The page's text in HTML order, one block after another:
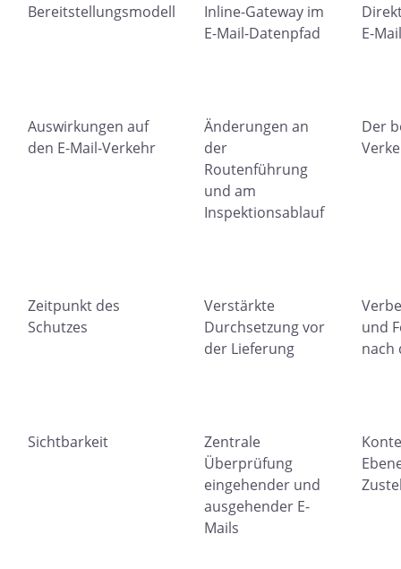
Bereitstellungsmodell
Inline-Gateway im
E-Mail-Datenpfad
E-
Auswirkungen auf
den E-Mail-Verkehr
Änderungen an
der
Routenführung
und am
Inspektionsablauf
Der
Zeitpunkt des
Schutzes
Verstärkte
Durchsetzung vor
der Lieferung
und
nach
Sichtbarkeit
Zentrale
Überprüfung
eingehender und
ausgehender E-
Mails